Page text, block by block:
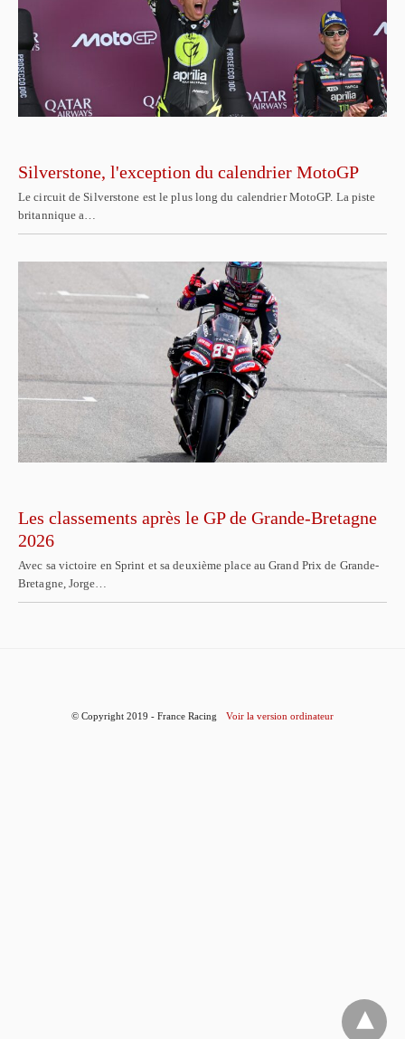
Silverstone, l'exception du calendrier MotoGP
Le circuit de Silverstone est le plus long du calendrier MotoGP. La piste
britannique a…
Les classements après le GP de Grande-Bretagne
2026
Avec sa victoire en Sprint et sa deuxième place au Grand Prix de Grande-
Bretagne, Jorge…
© Copyright 2019 - France Racing Voir la version ordinateur